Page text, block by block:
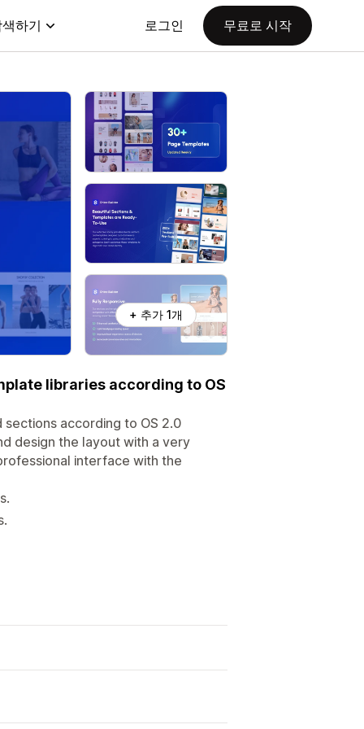
하기 로그인 무료로 시작
+ 추가 1개
libraries according to OS
according to OS 2.0
design the layout with a very
interface with the